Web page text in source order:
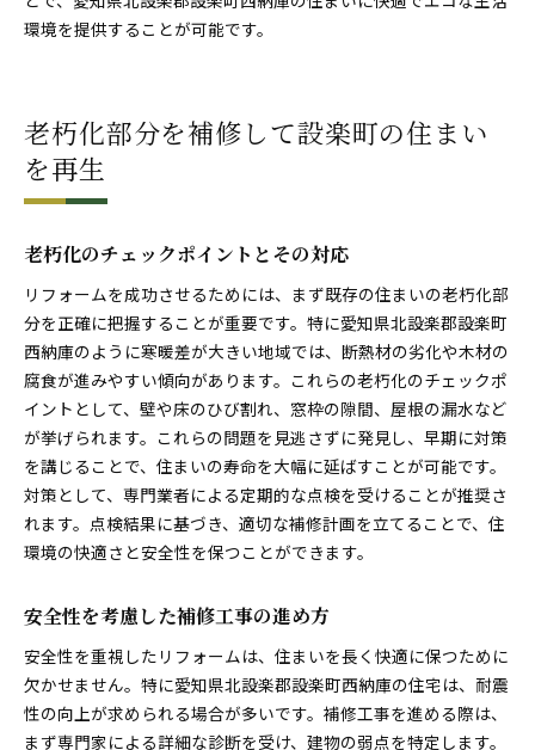
環境を提供することが可能です。
老朽化部分を補修して設楽町の住まい
を再生
老朽化のチェックポイントとその対応
リフォームを成功させるためには、まず既存の住まいの老朽化部
分を正確に把握することが重要です。特に愛知県北設楽郡設楽町
西納庫のように寒暖差が大きい地域では、断熱材の劣化や木材の
腐食が進みやすい傾向があります。これらの老朽化のチェックポ
イントとして、壁や床のひび割れ、窓枠の隙間、屋根の漏水など
が挙げられます。これらの問題を見逃さずに発見し、早期に対策
を講じることで、住まいの寿命を大幅に延ばすことが可能です。
対策として、専門業者による定期的な点検を受けることが推奨さ
れます。点検結果に基づき、適切な補修計画を立てることで、住
環境の快適さと安全性を保つことができます。
安全性を考慮した補修工事の進め方
安全性を重視したリフォームは、住まいを長く快適に保つために
欠かせません。特に愛知県北設楽郡設楽町西納庫の住宅は、耐震
性の向上が求められる場合が多いです。補修工事を進める際は、
まず専門家による詳細な診断を受け、建物の弱点を特定します。